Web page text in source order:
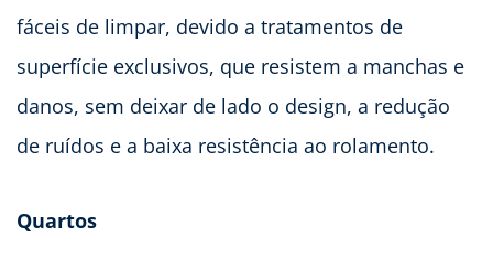
fáceis de limpar, devido a tratamentos de
superfície exclusivos, que resistem a manchas e
danos, sem deixar de lado o design, a redução
de ruídos e a baixa resistência ao rolamento.
Quartos